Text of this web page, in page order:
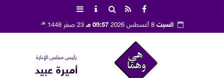
السبت8 أغسطس 2026 09:57 مـ 23 صفر 1448 هـ
رئيس مجلس الإدارة
أميرة عبيد